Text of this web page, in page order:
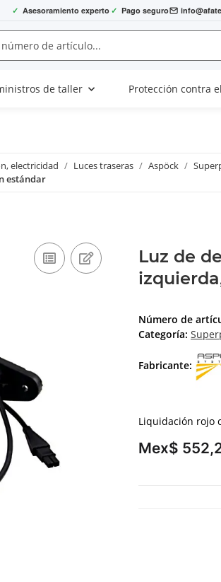
✓ Asesoramiento experto ✓ Pago seguro
de taller Protección contra
electricidad Luces traseras Aspöck
estándar
Luz de
Número de
Categoría:
Fabricante:
Liquidación rojo
Mex$